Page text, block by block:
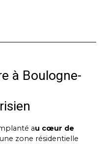
à Boulogne-
au cœur de
zone résidentielle